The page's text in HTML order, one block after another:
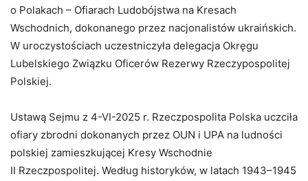
o Polakach – Ofiarach Ludobójstwa na Kresach
Wschodnich, dokonanego przez nacjonalistów ukraińskich.
W uroczystościach uczestniczyła delegacja Okręgu
Lubelskiego Związku Oficerów Rezerwy Rzeczypospolitej
Polskiej.
Ustawą Sejmu z 4-VI-2025 r. Rzeczpospolita Polska uczciła
ofiary zbrodni dokonanych przez OUN i UPA na ludności
polskiej zamieszkującej Kresy Wschodnie
II Rzeczpospolitej. Według historyków, w latach 1943–1945